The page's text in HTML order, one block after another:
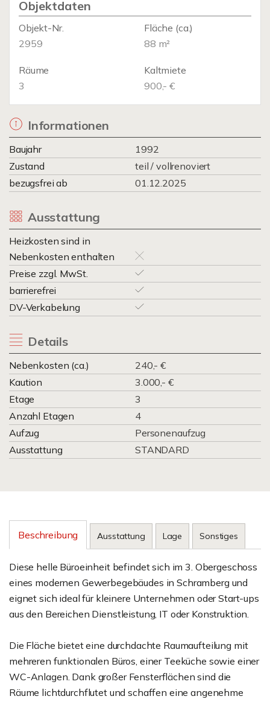
Objektdaten
Objekt-Nr.
2959
Fläche (ca.)
88 m²
Räume
3
Kaltmiete
900,- €
Informationen
Baujahr
1992
Zustand
teil / vollrenoviert
bezugsfrei ab
01.12.2025
Ausstattung
Heizkosten sind in
Nebenkosten enthalten
Preise zzgl. MwSt.
barrierefrei
DV-Verkabelung
Details
Nebenkosten (ca.)
240,- €
Kaution
3.000,- €
Etage
3
Anzahl Etagen
4
Aufzug
Personenaufzug
Ausstattung
STANDARD
Beschreibung Ausstattung Lage Sonstiges
Diese helle Büroeinheit befindet sich im 3. Obergeschoss
eines modernen Gewerbegebäudes in Schramberg und
eignet sich ideal für kleinere Unternehmen oder Start-ups
aus den Bereichen Dienstleistung, IT oder Konstruktion.
Die Fläche bietet eine durchdachte Raumaufteilung mit
mehreren funktionalen Büros, einer Teeküche sowie einer
WC-Anlagen. Dank großer Fensterflächen sind die
Räume lichtdurchflutet und schaffen eine angenehme